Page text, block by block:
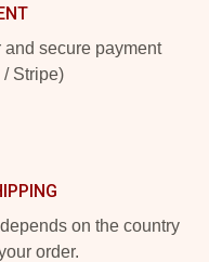
secure payment
Stripe)
on the country
order.